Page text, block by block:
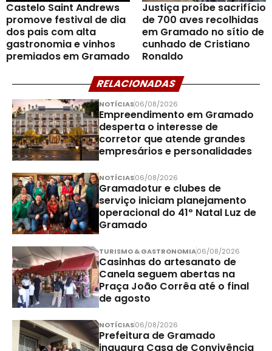
Castelo Saint Andrews
promove festival de dia
dos pais com alta
gastronomia e vinhos
premiados em Gramado
Justiça proíbe sacrifício
de 700 aves recolhidas
em Gramado no sítio de
cunhado de Cristiano
Ronaldo
RELACIONADAS
NOTÍCIAS06/08/2026
Empreendimento em Gramado
desperta o interesse de
corretor que atende grandes
empresários e personalidades
NOTÍCIAS06/08/2026
Gramadotur e clubes de
serviço iniciam planejamento
operacional do 41º Natal Luz de
Gramado
TURISMO & GASTRONOMIA06/08/2026
Casinhas do artesanato de
Canela seguem abertas na
Praça João Corrêa até o final
de agosto
NOTÍCIAS06/08/2026
Prefeitura de Gramado
inaugura Casa de Convivência